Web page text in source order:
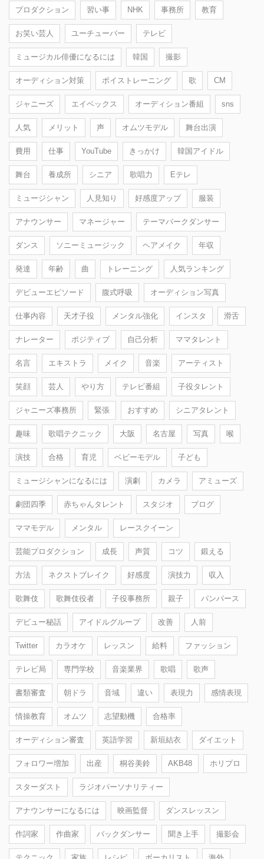
プロダクション 習い事 NHK 事務所 教育
お笑い芸人 ユーチューバー テレビ
ミュージカル俳優になるには 韓国 撮影
オーディション対策 ボイストレーニング 歌 CM
ジャニーズ エイベックス オーディション番組 sns
人気 メリット 声 オムツモデル 舞台出演
費用 仕事 YouTube きっかけ 韓国アイドル
舞台 養成所 シニア 歌唱力 Eテレ
ミュージシャン 人見知り 好感度アップ 服装
アナウンサー マネージャー テーマパークダンサー
ダンス ソニーミュージック ヘアメイク 年収
発達 年齢 曲 トレーニング 人気ランキング
デビューエピソード 腹式呼吸 オーディション写真
仕事内容 天才子役 メンタル強化 インスタ 滑舌
ナレーター ポジティブ 自己分析 ママタレント
名言 エキストラ メイク 音楽 アーティスト
笑顔 芸人 やり方 テレビ番組 子役タレント
ジャニーズ事務所 緊張 おすすめ シニアタレント
趣味 歌唱テクニック 大阪 名古屋 写真 喉
演技 合格 育児 ベビーモデル 子ども
ミュージシャンになるには 演劇 カメラ アミューズ
劇団四季 赤ちゃんタレント スタジオ ブログ
ママモデル メンタル レースクイーン
芸能プロダクション 成長 声質 コツ 鍛える
方法 ネクストブレイク 好感度 演技力 収入
歌舞伎 歌舞伎役者 子役事務所 親子 パンパース
デビュー秘話 アイドルグループ 改善 人前
Twitter カラオケ レッスン 給料 ファッション
テレビ局 専門学校 音楽業界 歌唱 歌声
書類審査 朝ドラ 音域 違い 表現力 感情表現
情操教育 オムツ 志望動機 合格率
オーディション審査 英語学習 新垣結衣 ダイエット
フォロワー増加 出産 桐谷美鈴 AKB48 ホリプロ
スターダスト ラジオパーソナリティー
アナウンサーになるには 映画監督 ダンスレッスン
作詞家 作曲家 バックダンサー 聞き上手 撮影会